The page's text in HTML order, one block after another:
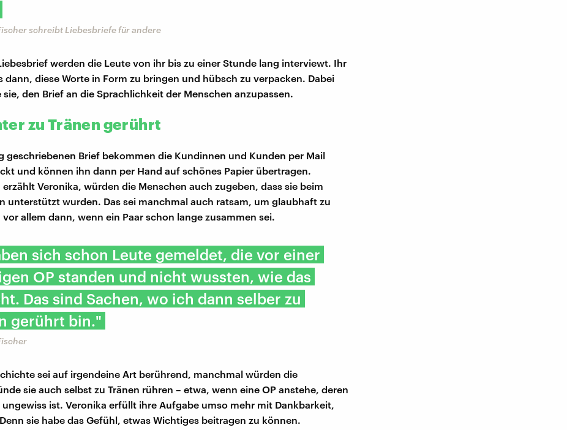
schreibt Liebesbriefe für andere
werden die Leute von ihr bis zu einer Stunde lang interviewt. Ihr
dann, diese Worte in Form zu bringen und hübsch zu verpacken. Dabei
sie, den Brief an die Sprachlichkeit der Menschen anzupassen.
zu Tränen gerührt
geschriebenen Brief bekommen die Kundinnen und Kunden per Mail
und können ihn dann per Hand auf schönes Papier übertragen.
Veronika, würden die Menschen auch zugeben, dass sie beim
unterstützt wurden. Das sei manchmal auch ratsam, um glaubhaft zu
vor allem dann, wenn ein Paar schon lange zusammen sei.
sich schon Leute gemeldet, die vor einer
OP standen und nicht wussten, wie das
Das sind Sachen, wo ich dann selber zu
gerührt bin."
sei auf irgendeine Art berührend, manchmal würden die
sie auch selbst zu Tränen rühren – etwa, wenn eine OP anstehe, deren
ungewiss ist. Veronika erfüllt ihre Aufgabe umso mehr mit Dankbarkeit,
sie habe das Gefühl, etwas Wichtiges beitragen zu können.